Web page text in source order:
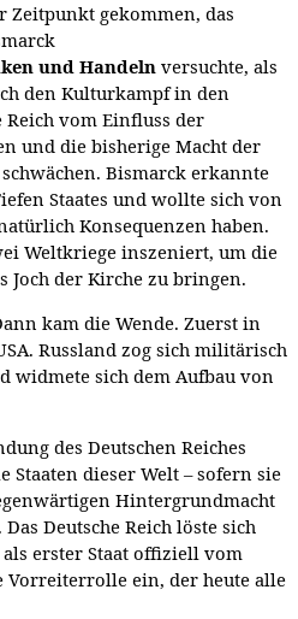
Zeitpunkt gekommen, das
und Handeln versuchte, als
den Kulturkampf in den
Reich vom Einfluss der
und die bisherige Macht der
Bismarck erkannte
Staates und wollte sich von
Konsequenzen haben.
Weltkriege inszeniert, um die
Joch der Kirche zu bringen.
kam die Wende. Zuerst in
Russland zog sich militärisch
widmete sich dem Aufbau von
des Deutschen Reiches
dieser Welt – sofern sie
Hintergrundmacht
Deutsche Reich löste sich
erster Staat offiziell vom
Vorreiterrolle ein, der heute alle